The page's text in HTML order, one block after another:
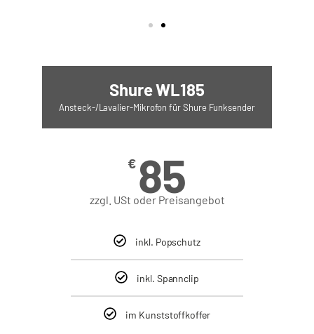
Shure WL185
Ansteck-/Lavalier-Mikrofon für Shure Funksender
€ 85
zzgl. USt oder Preisangebot
inkl. Popschutz
inkl. Spannclip
im Kunststoffkoffer